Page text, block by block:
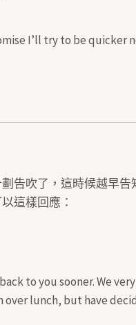
I’ll try to be quicker
告吹了，這時候越早
這樣回應：
to you sooner. We
lunch, but have